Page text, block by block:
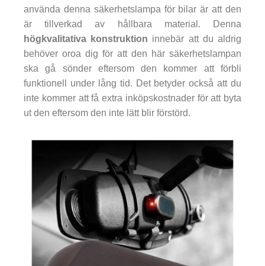
använda denna säkerhetslampa för bilar är att den
är tillverkad av hållbara material. Denna
högkvalitativa konstruktion innebär att du aldrig
behöver oroa dig för att den här säkerhetslampan
ska gå sönder eftersom den kommer att förbli
funktionell under lång tid. Det betyder också att du
inte kommer att få extra inköpskostnader för att byta
ut den eftersom den inte lätt blir förstörd.